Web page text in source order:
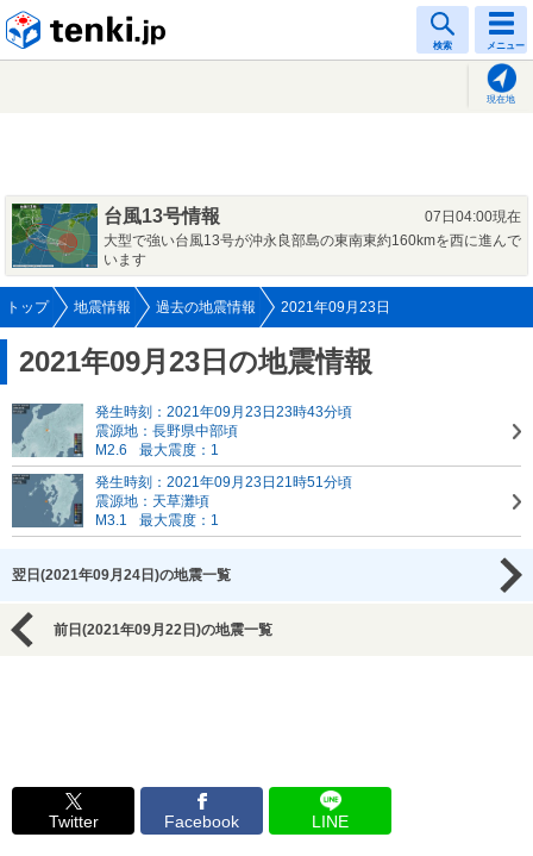
検索 メニュー
現在地
台風13号情報
07日04:00現在
大型で強い台風13号が沖永良部島の東南東約160kmを西に進んで
います
トップ 地震情報 過去の地震情報 2021年09月23日
2021年09月23日の地震情報
発生時刻：2021年09月23日23時43分頃
震源地：長野県中部頃
M2.6
最大震度：1
発生時刻：2021年09月23日21時51分頃
震源地：天草灘頃
M3.1
最大震度：1
翌日(2021年09月24日)の地震一覧
前日(2021年09月22日)の地震一覧
Twitter Facebook LINE